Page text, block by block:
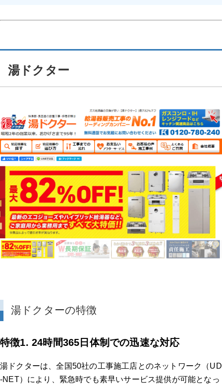
湯ドクター
湯ドクターの特徴
特徴1. 24時間365日体制での迅速な対応
湯ドクターは、全国50社の工事施工店とのネットワーク（UD
-NET）により、緊急時でも素早いサービス提供が可能となっ